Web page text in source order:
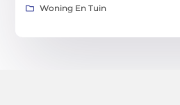
Woning En Tuin